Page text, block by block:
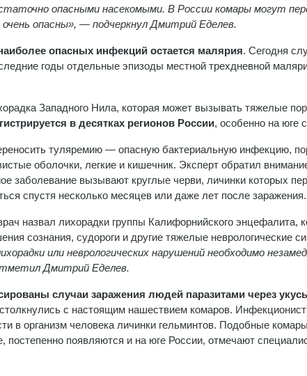
опасными насекомыми. В России комары могут
очень опасны», — подчеркнул Дмитрий Еделев.
опасных инфекций остается малярия. Сегодня
годы отдельные эпизоды местной трехдневной
Западного Нила, которая может вызывать тяжелые
в десятках регионов России, особенно на юге
туляремию — опасную бактериальную инфекцию,
оболочки, легкие и кишечник. Эксперт обратил
заболевание вызывают круглые черви, личинки которых
спустя несколько месяцев или даже лет после заражения.
назвал лихорадки группы Калифорнийского энцефалита,
сознания, судороги и другие тяжелые неврологические
или неврологических нарушений необходимо
Дмитрий Еделев.
случаи заражения людей паразитами через
с настоящим нашествием комаров.
в организм человека личинки гельминтов. Подобные
постепенно появляются и на юге России, отмечают